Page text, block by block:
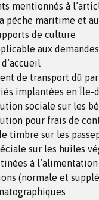
mentionnés à
pêche maritime et
de culture
aux
de transport dû
implantées en Île-
sociale sur les
pour frais de
timbre sur les
sur les huiles
à
(normale et